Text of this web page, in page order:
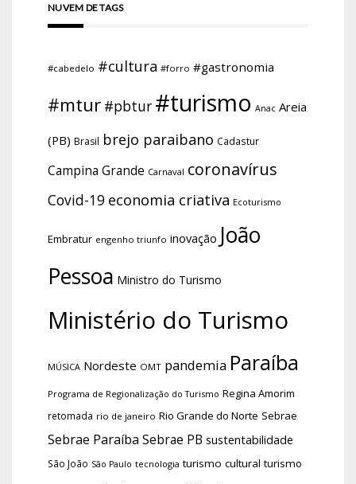
NUVEM DE TAGS
#cabedelo #cultura #forro #gastronomia
#mtur #pbtur #turismo Anac Areia
(PB) Brasil brejo paraibano Cadastur
Campina Grande Carnaval coronavírus
Covid-19 economia criativa Ecoturismo
Embratur engenho triunfo inovação João
Pessoa Ministro do Turismo
Ministério do Turismo
MÚSICA Nordeste OMT pandemia Paraíba
Programa de Regionalização do Turismo Regina Amorim
retomada rio de janeiro Rio Grande do Norte Sebrae
Sebrae Paraíba Sebrae PB sustentabilidade
São João São Paulo tecnologia turismo cultural turismo